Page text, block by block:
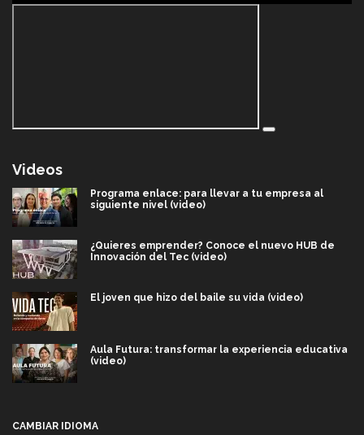
Videos
Programa enlace: para llevar a tu empresa al
siguiente nivel (video)
¿Quieres emprender? Conoce el nuevo HUB de
Innovación del Tec (video)
El joven que hizo del baile su vida (video)
Aula Futura: transformar la experiencia educativa
(video)
CAMBIAR IDIOMA